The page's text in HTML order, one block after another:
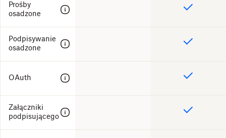
Prośby
osadzone
Podpisywanie
osadzone
OAuth
Załączniki
podpisującego